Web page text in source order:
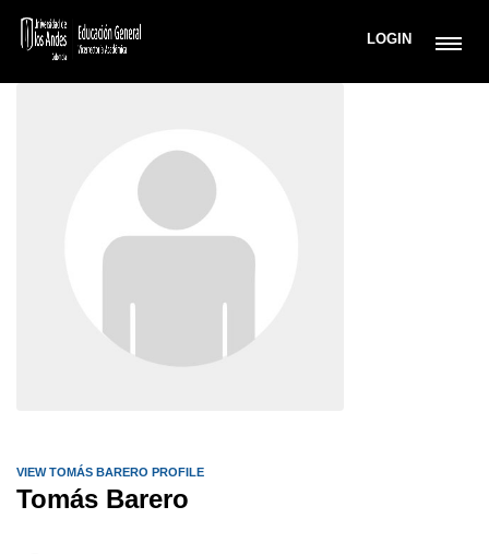
LOGIN
VIEW TOMÁS BARERO PROFILE
Tomás Barero